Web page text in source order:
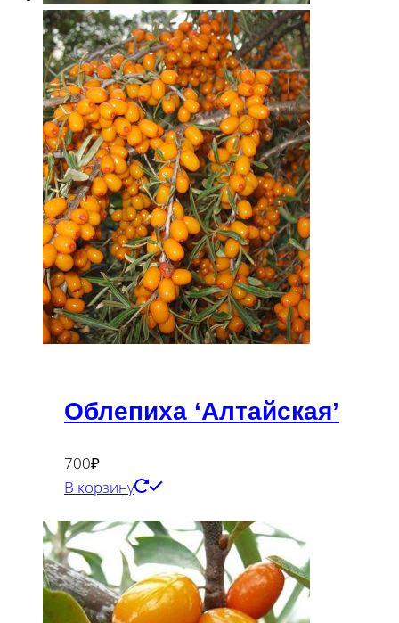
Облепиха ‘Алтайская’
700₽
В корзину